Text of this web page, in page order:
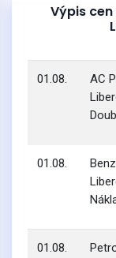
Výpis
01.08.
AC
01.08.
01.08.